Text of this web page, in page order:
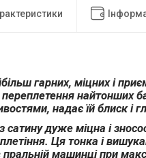
гарних, міцних і
найтонших
надає їй блиск і
сатину дуже міцна і
Ця тонка і
машинці при